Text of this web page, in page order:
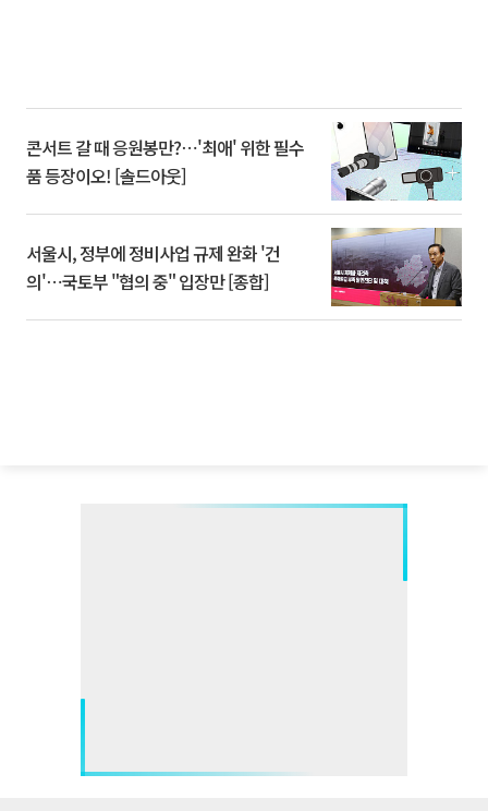
콘서트 갈 때 응원봉만?⋯'최애' 위한 필수
품 등장이오! [솔드아웃]
서울시, 정부에 정비사업 규제 완화 '건
의'⋯국토부 "협의 중" 입장만 [종합]